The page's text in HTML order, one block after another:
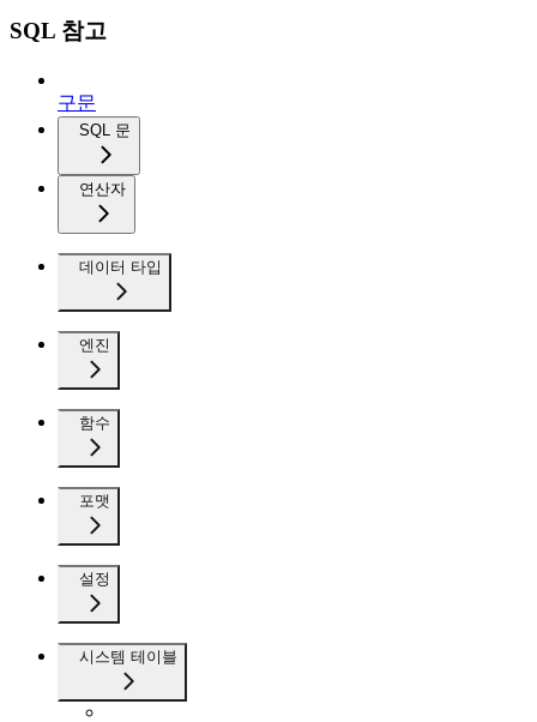
SQL 참고
구문
SQL 문
연산자
데이터 타입
엔진
함수
포맷
설정
시스템 테이블